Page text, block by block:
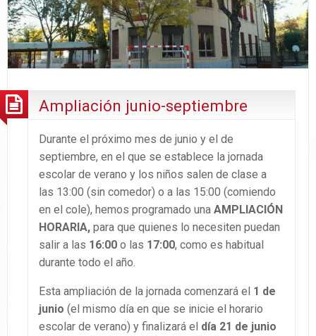
Ampliación junio-septiembre
Durante el próximo mes de junio y el de
septiembre, en el que se establece la jornada
escolar de verano y los niños salen de clase a
las 13:00 (sin comedor) o a las 15:00 (comiendo
en el cole), hemos programado una AMPLIACIÓN
HORARIA, para que quienes lo necesiten puedan
salir a las 16:00 o las 17:00, como es habitual
durante todo el año.
Esta ampliación de la jornada comenzará el 1 de
junio (el mismo día en que se inicie el horario
escolar de verano) y finalizará el día 21 de junio